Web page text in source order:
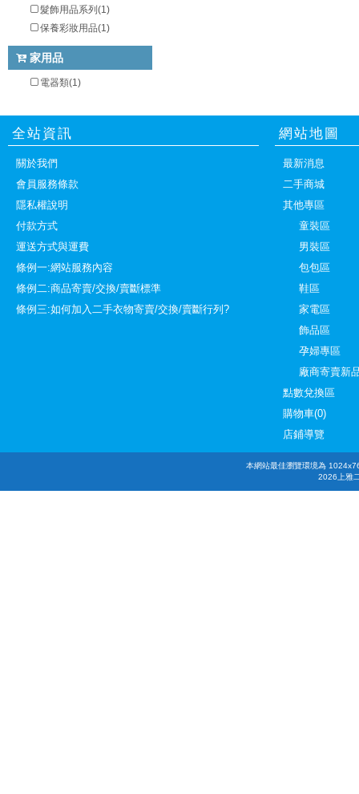
髮飾用品系列(1)
保養彩妝用品(1)
家用品
電器類(1)
全站資訊
關於我們
會員服務條款
隱私權說明
付款方式
運送方式與運費
條例一:網站服務內容
條例二:商品寄賣/交換/賣斷標準
條例三:如何加入二手衣物寄賣/交換/賣斷行列?
網站地圖
最新消息
二手商城
其他專區
童裝區
男裝區
包包區
鞋區
家電區
飾品區
孕婦專區
廠商寄賣新
點數兌換區
購物車(0)
店鋪導覽
本網站最佳瀏覽環境為
2026上雅